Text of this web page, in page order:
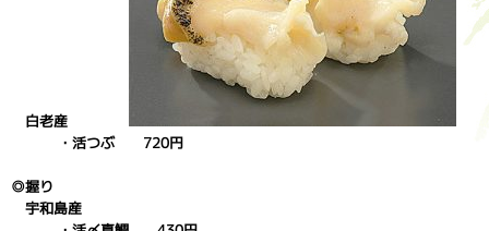
白老産
・活つぶ 720円
◎握り
宇和島産